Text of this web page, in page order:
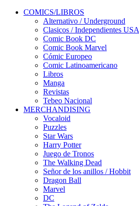
COMICS/LIBROS
Alternativo / Underground
Clasicos / Independientes USA
Comic Book DC
Comic Book Marvel
Cómic Europeo
Comic Latinoamericano
Libros
Manga
Revistas
Tebeo Nacional
MERCHANDISING
Vocaloid
Puzzles
Star Wars
Harry Potter
Juego de Tronos
The Walking Dead
Señor de los anillos / Hobbit
Dragon Ball
Marvel
DC